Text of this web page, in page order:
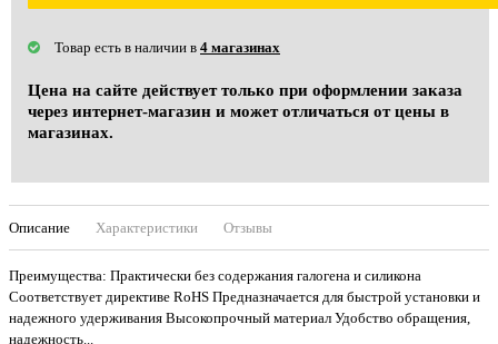
Товар есть в наличии в 4 магазинах
Цена на сайте действует только при оформлении заказа
через интернет-магазин и может отличаться от цены в
магазинах.
Описание Характеристики Отзывы
Преимущества: Практически без содержания галогена и силикона
Соответствует директиве RoHS Предназначается для быстрой установки и
надежного удерживания Высокопрочный материал Удобство обращения,
надежность...